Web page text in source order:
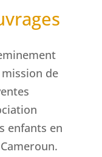
de
enfants en